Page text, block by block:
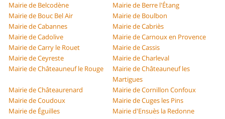
Mairie de Belcodène
Mairie de Berre l'Étang
Mairie de Bouc Bel Air
Mairie de Boulbon
Mairie de Cabannes
Mairie de Cabriès
Mairie de Cadolive
Mairie de Carnoux en Provence
Mairie de Carry le Rouet
Mairie de Cassis
Mairie de Ceyreste
Mairie de Charleval
Mairie de Châteauneuf le Rouge
Mairie de Châteauneuf les
Martigues
Mairie de Châteaurenard
Mairie de Cornillon Confoux
Mairie de Coudoux
Mairie de Cuges les Pins
Mairie de Éguilles
Mairie d'Ensuès la Redonne